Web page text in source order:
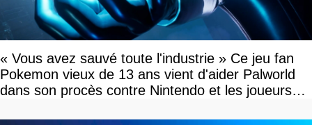
« Vous avez sauvé toute l'industrie » Ce jeu fan
Pokemon vieux de 13 ans vient d'aider Palworld
dans son procès contre Nintendo et les joueurs